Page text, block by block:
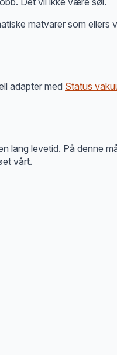
matvarer som ellers
adapter med Status
lang levetid. På denne
vårt.